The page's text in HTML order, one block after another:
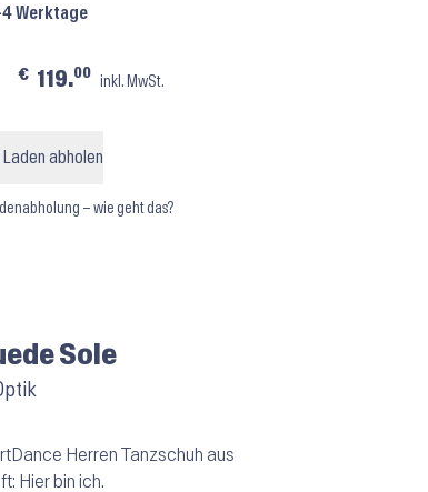
Sole
Werktage
⬝ Suede Sole Menge
€ 119.00
inkl. MwSt.
Laden abholen
– wie geht das?
Herren Tanzschuh aus
Hier bin ich.